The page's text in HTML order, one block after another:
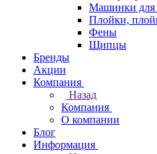
Машинки для
Плойки,
Фены
Щипцы
Бренды
Акции
Компания
Назад
Компания
О компании
Блог
Информация